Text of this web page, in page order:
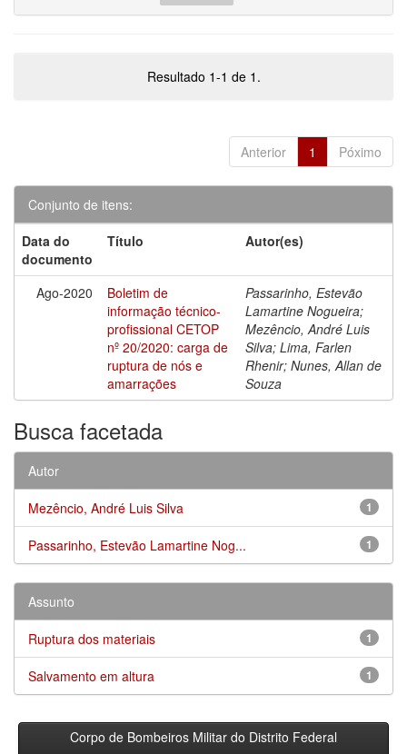
Resultado 1-1 de 1.
Anterior 1 Póximo
Conjunto de itens:
Data do
documento
Título Autor(es)
Ago-2020
Boletim de
informação técnico-
profissional CETOP
nº 20/2020: carga de
ruptura de nós e
amarrações
Passarinho, Estevão
Lamartine Nogueira;
Mezêncio, André Luis
Silva; Lima, Farlen
Rhenir; Nunes, Allan de
Souza
Busca facetada
Autor
1
Mezêncio, André Luis Silva
1
Passarinho, Estevão Lamartine Nog...
Assunto
1
Ruptura dos materiais
1
Salvamento em altura
Corpo de Bombeiros Militar do Distrito Federal